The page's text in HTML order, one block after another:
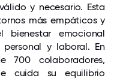
y necesario. Esta
más empáticos y
bienestar emocional
y laboral. En
700 colaboradores,
cuida su equilibrio